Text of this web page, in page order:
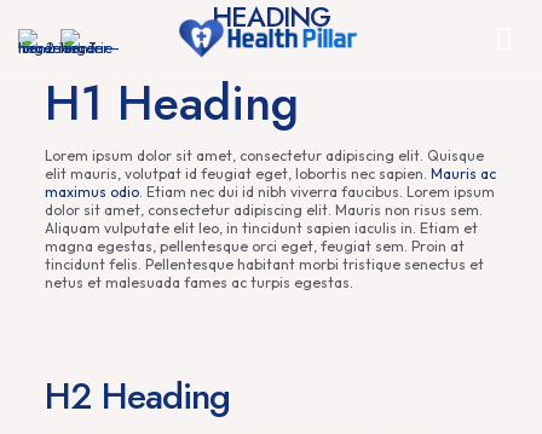
HEADING
H1 Heading
Lorem ipsum dolor sit amet, consectetur adipiscing elit. Quisque
elit mauris, volutpat id feugiat eget, lobortis nec sapien. Mauris ac
maximus odio. Etiam nec dui id nibh viverra faucibus. Lorem ipsum
dolor sit amet, consectetur adipiscing elit. Mauris non risus sem.
Aliquam vulputate elit leo, in tincidunt sapien iaculis in. Etiam et
magna egestas, pellentesque orci eget, feugiat sem. Proin at
tincidunt felis. Pellentesque habitant morbi tristique senectus et
netus et malesuada fames ac turpis egestas.
H2 Heading